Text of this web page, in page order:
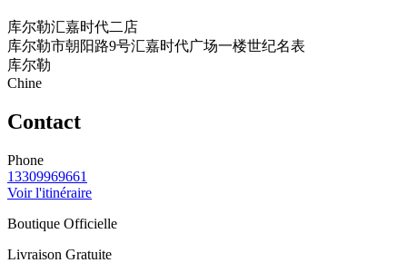
库尔勒汇嘉时代二店
库尔勒市朝阳路9号汇嘉时代广场一楼世纪名表
库尔勒
Chine
Contact
Phone
13309969661
Voir l'itinéraire
Boutique Officielle
Livraison Gratuite